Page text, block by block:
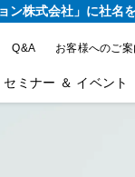
ン株式会社」に社名
Q&A お客様へのご
セミナー ＆ イベント